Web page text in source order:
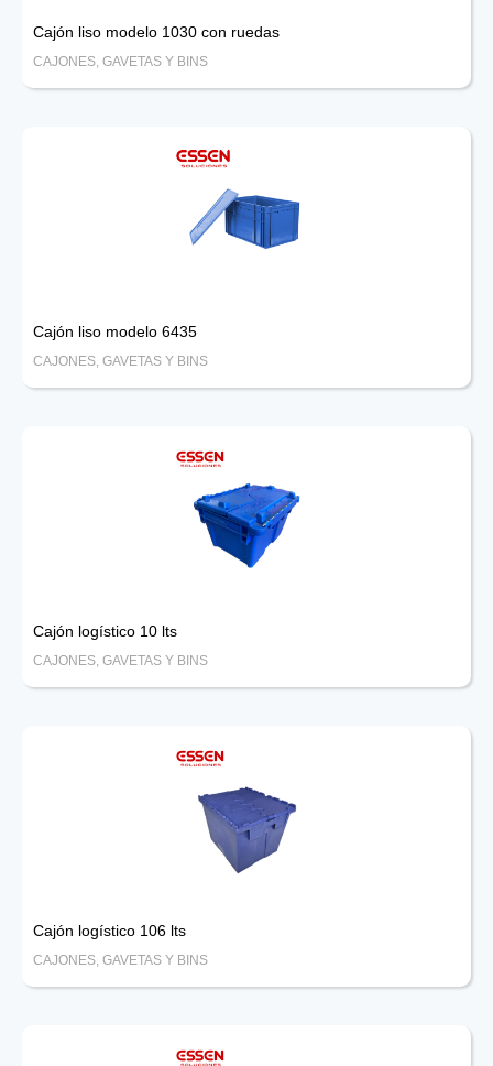
Cajón liso modelo 1030 con ruedas
CAJONES, GAVETAS Y BINS
Cajón liso modelo 6435
CAJONES, GAVETAS Y BINS
Cajón logístico 10 lts
CAJONES, GAVETAS Y BINS
Cajón logístico 106 lts
CAJONES, GAVETAS Y BINS